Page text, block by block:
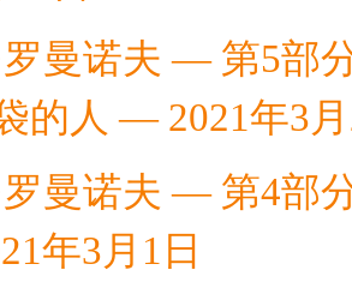
罗曼诺夫 — 第5部
的人 — 2021年3
罗曼诺夫 — 第4部
年3月1日